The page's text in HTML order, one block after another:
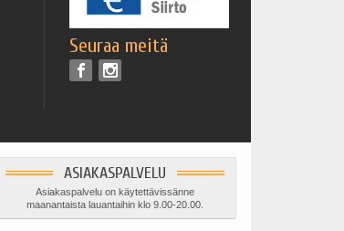
Seuraa meitä
ASIAKASPALVELU
Asiakaspalvelu on käytettävissänne
maanantaista lauantaihin klo 9.00-20.00.